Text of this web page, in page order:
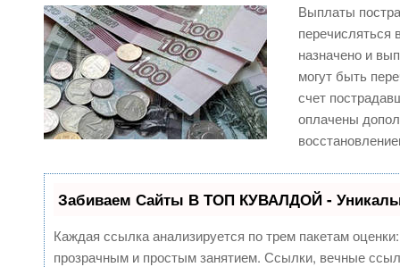
Выплаты
перечисляться
назначено и
могут быть
счет
оплачены
Забиваем Сайты В ТОП КУВАЛДОЙ -
Каждая ссылка анализируется по трем пакетам
прозрачным и простым занятием. Ссылки, вечные